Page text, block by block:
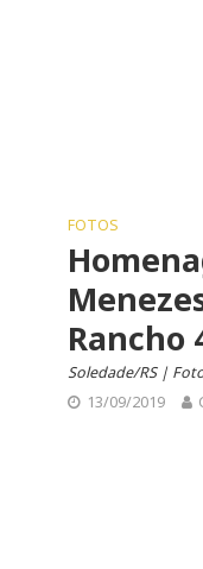
FOTOS
Rancho
Soledade/RS |
13/09/2019